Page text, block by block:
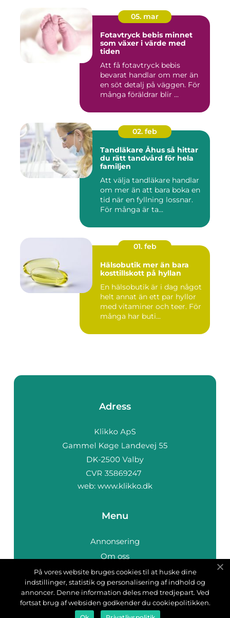
05. mar
Fotavtryck bebis minnet
som växer i värde med
tiden
Att få fotavtryck bebis
bevarat handlar om mer än
en söt detalj på väggen. För
många föräldrar blir ...
02. feb
Tandläkare Åhus så hittar
du rätt tandvård för hela
familjen
Att välja tandläkare handlar
om mer än att bara boka en
tid när en fyllning lossnar.
För många är ta...
01. feb
Hälsobutik mer än bara
kosttillskott på hyllan
En hälsobutik är i dag något
helt annat än ett par hyllor
med vitaminer och teer. För
många har buti...
Adress
web: www.klikko.dk
Menu
Annonsering
Om oss
Cookies
Kontakta oss
Sitemap
På vores website bruges cookies til at huske dine
indstillinger, statistik og personalisering af indhold og
annoncer. Denne information deles med tredjepart. Ved
fortsat brug af websiden godkender du cookiepolitikken.